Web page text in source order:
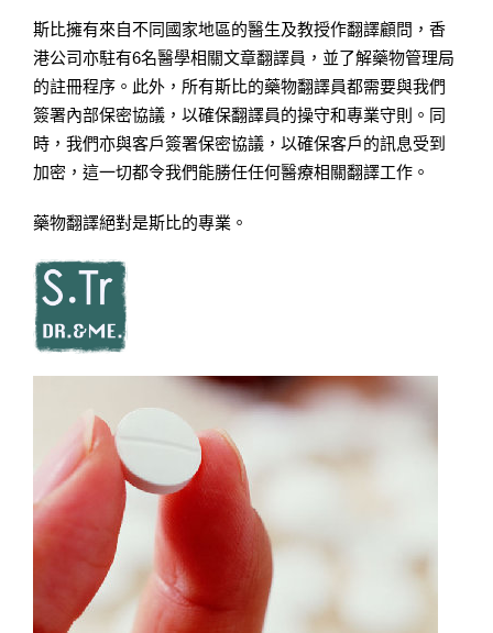
斯比擁有來自不同國家地區的醫生及教授作翻譯顧問，香
港公司亦駐有6名醫學相關文章翻譯員，並了解藥物管理局
的註冊程序。此外，所有斯比的藥物翻譯員都需要與我們
簽署內部保密協議，以確保翻譯員的操守和專業守則。同
時，我們亦與客戶簽署保密協議，以確保客戶的訊息受到
加密，這一切都令我們能勝任任何醫療相關翻譯工作。
藥物翻譯絕對是斯比的專業。